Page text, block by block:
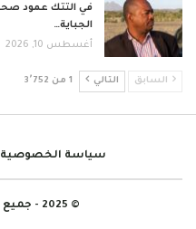
الجباية…
أغسطس 10, 2026
السابق التالي 1 من 3٬752
سياسة الخصوصية
© 2025 - جميع الحقوق محفوظة.